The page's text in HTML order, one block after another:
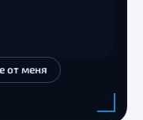
от меня